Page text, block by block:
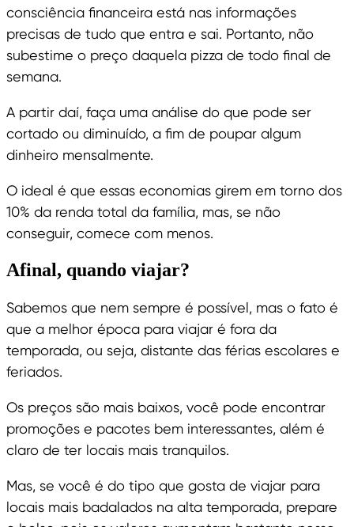
consciência financeira está nas informações
precisas de tudo que entra e sai. Portanto, não
subestime o preço daquela pizza de todo final de
semana.
A partir daí, faça uma análise do que pode ser
cortado ou diminuído, a fim de poupar algum
dinheiro mensalmente.
O ideal é que essas economias girem em torno dos
10% da renda total da família, mas, se não
conseguir, comece com menos.
Afinal, quando viajar?
Sabemos que nem sempre é possível, mas o fato é
que a melhor época para viajar é fora da
temporada, ou seja, distante das férias escolares e
feriados.
Os preços são mais baixos, você pode encontrar
promoções e pacotes bem interessantes, além é
claro de ter locais mais tranquilos.
Mas, se você é do tipo que gosta de viajar para
locais mais badalados na alta temporada, prepare